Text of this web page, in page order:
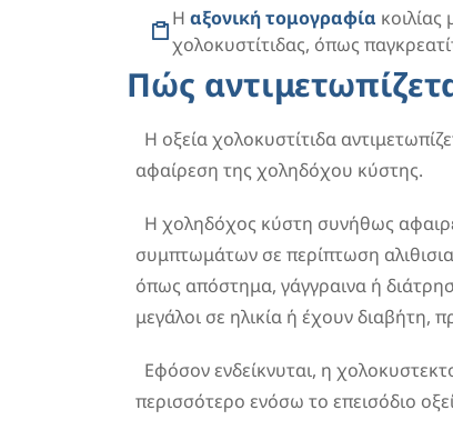
Η αξονική τομογραφία κοιλίας
χολοκυστίτιδας, όπως
Πώς
Η οξεία χολοκυστίτιδα
αφαίρεση της χοληδόχου κύστης.
Η χοληδόχος κύστη συνήθως
συμπτωμάτων σε περίπτωση
όπως απόστημα, γάγγραινα ή
μεγάλοι σε ηλικία ή έχουν διαβήτη,
Εφόσον ενδείκνυται, η
περισσότερο ενόσω το επεισόδιο